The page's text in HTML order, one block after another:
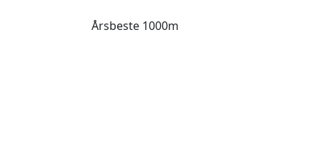
Årsbeste 1000m